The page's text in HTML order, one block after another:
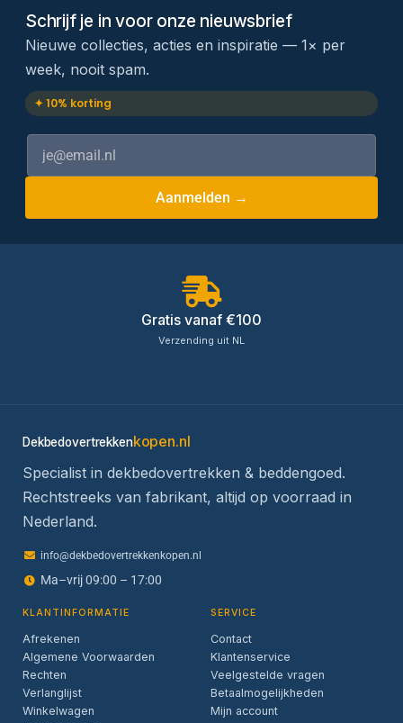
Schrijf je in voor onze nieuwsbrief
Nieuwe collecties, acties en inspiratie — 1× per
week, nooit spam.
✦ 10% korting
Aanmelden →
Gratis vanaf €100
Verzending uit NL
Dekbedovertrekkenkopen.nl
Specialist in dekbedovertrekken & beddengoed.
Rechtstreeks van fabrikant, altijd op voorraad in
Nederland.
info@dekbedovertrekkenkopen.nl
Ma–vrij 09:00 – 17:00
KLANTINFORMATIE
Afrekenen
Algemene Voorwaarden
Rechten
Verlanglijst
Winkelwagen
SERVICE
Contact
Klantenservice
Veelgestelde vragen
Betaalmogelijkheden
Mijn account